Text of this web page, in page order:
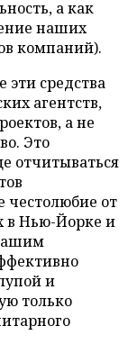
а как
наших
компаний).
эти средства
агентств,
а не
Это
отчитываться
честолюбие от
в Нью-Йорке и
и
только